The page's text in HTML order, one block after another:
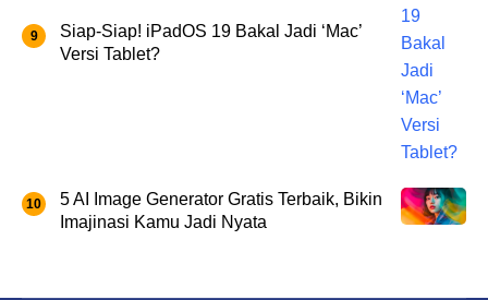
Siap-Siap! iPadOS 19 Bakal Jadi ‘Mac’
Versi Tablet?
5 AI Image Generator Gratis Terbaik, Bikin
Imajinasi Kamu Jadi Nyata